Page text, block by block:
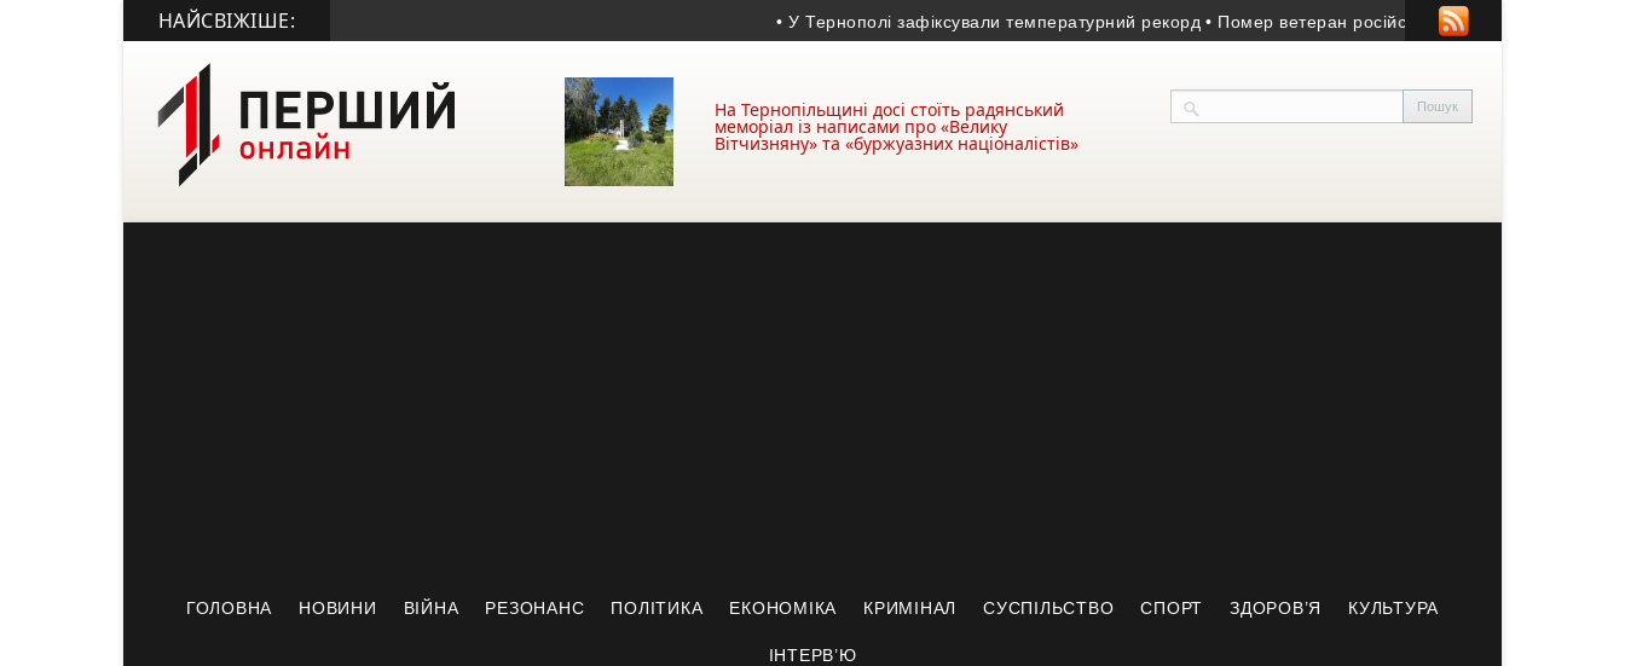
НАЙСВІЖІШЕ: • У Тернополі зафіксували температурний рекорд • Помер ветеран російсько-української війни з
На Тернопільщині досі стоїть радянський
меморіал із написами про «Велику
Вітчизняну» та «буржуазних націоналістів»
ГОЛОВНА НОВИНИ ВІЙНА РЕЗОНАНС ПОЛІТИКА ЕКОНОМІКА КРИМІНАЛ СУСПІЛЬСТВО СПОРТ ЗДОРОВ’Я КУЛЬТУРА
ІНТЕРВ’Ю